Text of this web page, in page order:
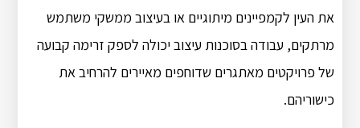
את העין לקמפיינים מיתוגיים או בעיצוב ממשקי משתמש
מרתקים, עבודה בסוכנות עיצוב יכולה לספק זרימה קבועה
של פרויקטים מאתגרים שדוחפים מאיירים להרחיב את
כישוריהם.